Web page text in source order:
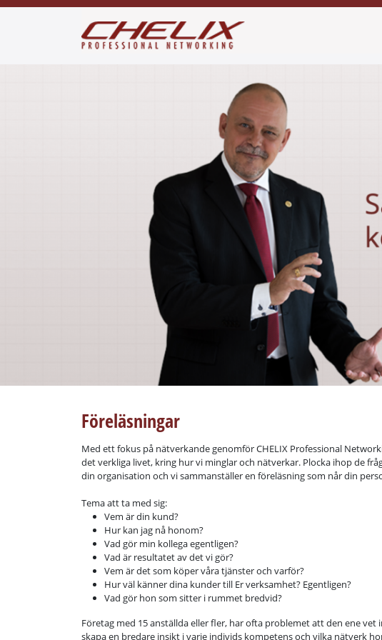
Föreläsningar
Med ett fokus på nätverkande genomför CHELIX Professional
det verkliga livet, kring hur vi minglar och nätverkar. Plocka ihop de
din organisation och vi sammanställer en föreläsning som når din
Tema att ta med sig:
Vem är din kund?
Hur kan jag nå honom?
Vad gör min kollega egentligen?
Vad är resultatet av det vi gör?
Vem är det som köper våra tjänster och varför?
Hur väl känner dina kunder till Er verksamhet? Egentligen?
Vad gör hon som sitter i rummet bredvid?
Företag med 15 anställda eller fler, har ofta problemet att den ene
skapa en bredare insikt i varje individs kompetens och vilka nätverk